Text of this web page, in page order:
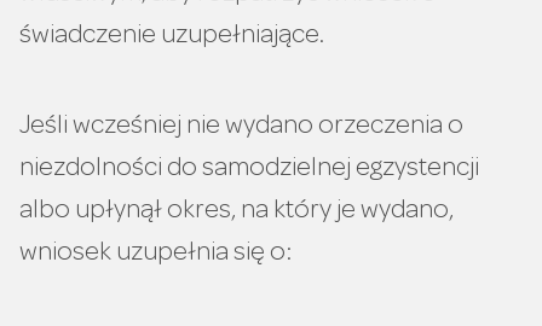
świadczenie uzupełniające.
Jeśli wcześniej nie wydano orzeczenia o
niezdolności do samodzielnej egzystencji
albo upłynął okres, na który je wydano,
wniosek uzupełnia się o: